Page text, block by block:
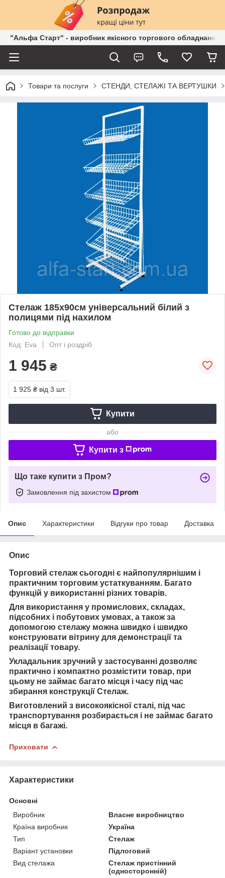
"Альфа Старт" - виробник якісного торгового обладнання
Товари та послуги СТЕНДИ, СТЕЛАЖІ ТА ВЕРТУШКИ
Стелаж 185х90см універсальний білий з
полицями під нахилом
Готово до відправки
Код: Eva
Опт і роздріб
1 945 ₴
1 925 ₴ від 3 шт.
Купити
або
Купити з
Що таке купити з Пром?
Замовлення під захистом
Опис Характеристики Відгуки про товар Доставка
Опис
Торговий стелаж сьогодні є найпопулярнішим і
практичним торговим устаткуванням. Багато
функцій у використанні різних товарів.
Для використання у промислових, складах,
підсобних і побутових умовах, а також за
допомогою стелажу можна швидко і швидко
конструювати вітрину для демонстрації та
реалізації товару.
Укладальник зручний у застосуванні дозволяє
практично і компактно розмістити товар, при
цьому не займає багато місця і часу під час
збирання конструкції Стелаж.
Виготовлений з високоякісної сталі, під час
транспортування розбирається і не займає багато
місця в багажі.
Приховати
Характеристики
Основні
Виробник
Власне виробництво
Країна виробник
Україна
Тип
Стелаж
Варіант установки
Підлоговий
Вид стелажа
Стелаж пристінний
(односторонній)